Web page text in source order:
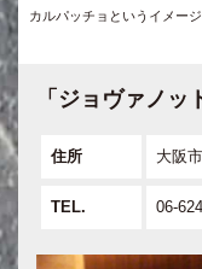
カルパッチョというイメー
「ジョヴァノッ
住所 大阪
TEL. 06-